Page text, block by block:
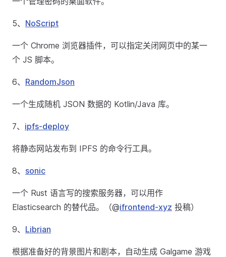
5、 NoScript
一个 Chrome 浏览器插件，可以指定关闭网页中的某一
个 JS 脚本。
6、 RandomJson
一个生成随机 JSON 数据的 Kotlin/Java 库。
7、 ipfs-deploy
将静态网站发布到 IPFS 的命令行工具。
8、 sonic
一个 Rust 语言写的搜索服务器，可以用作
Elasticsearch 的替代品。（@ifrontend-xyz 投稿）
9、 Librian
根据准备好的背景图片和剧本，自动生成 Galgame 游戏